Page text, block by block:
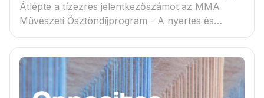
Átlépte a tízezres jelentkezőszámot az MMA
Művészeti Ösztöndíjprogram - A nyertes és
tartaléklistás pályázók névsora megtekinthető a
csatolmányban